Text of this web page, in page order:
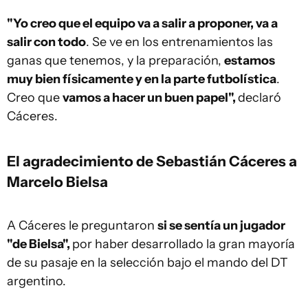
"Yo creo que el equipo va a salir a proponer, va a
salir con todo. Se ve en los entrenamientos las
ganas que tenemos, y la preparación, estamos
muy bien físicamente y en la parte futbolística.
Creo quevamos a hacer un buen papel",declaró
Cáceres.
El agradecimiento de Sebastián Cáceres a
Marcelo Bielsa
A Cáceres le preguntaron si se sentía un jugador
"de Bielsa", por haber desarrollado la gran mayoría
de su pasaje en la selección bajo el mando del DT
argentino.